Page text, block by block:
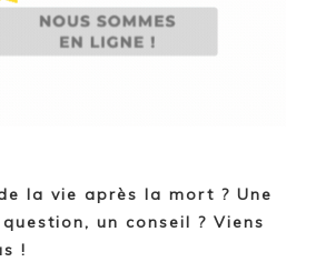
la vie après la mort ? Une
un conseil ? Viens
!